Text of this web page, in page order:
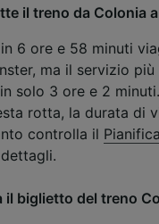
il treno da Colonia
6 ore e 58 minuti
ma il servizio
solo 3 ore e 2
rotta, la durata di
controlla il
il biglietto del treno